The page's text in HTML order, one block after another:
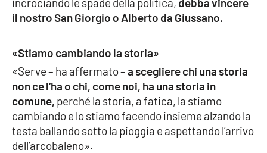
Lactv.it
Lacitymag.it
Lacapitalenews.it
Ilreggino.it
il nostro San Giorgio o Alberto da Giussano.
«Stiamo cambiando la storia»
«Serve – ha affermato –a scegliere chi una storia
non ce l’ha o chi, come noi, ha una storia in
comune, perché la storia, a fatica, la stiamo
cambiando e lo stiamo facendo insieme alzando la
testa ballando sotto la pioggia e aspettando l’arrivo
dell’arcobaleno».